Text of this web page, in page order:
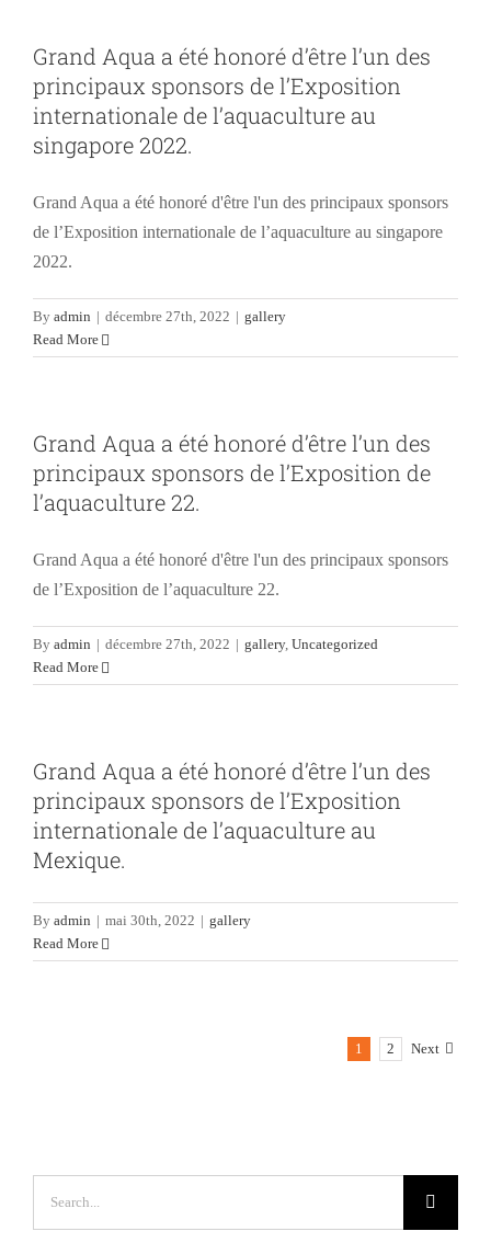
Grand Aqua a été honoré d’être l’un des
principaux sponsors de l’Exposition
internationale de l’aquaculture au
singapore 2022.
Grand Aqua a été honoré d'être l'un des principaux sponsors
de l’Exposition internationale de l’aquaculture au singapore
2022.
By admin | décembre 27th, 2022 | gallery
Read More
Grand Aqua a été honoré d’être l’un des
principaux sponsors de l’Exposition de
l’aquaculture 22.
Grand Aqua a été honoré d'être l'un des principaux sponsors
de l’Exposition de l’aquaculture 22.
By admin | décembre 27th, 2022 | gallery, Uncategorized
Read More
Grand Aqua a été honoré d’être l’un des
principaux sponsors de l’Exposition
internationale de l’aquaculture au
Mexique.
By admin | mai 30th, 2022 | gallery
Read More
1 2 Next